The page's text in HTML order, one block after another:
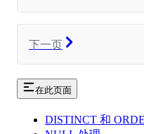
下一页
在此页面
DISTINCT 和